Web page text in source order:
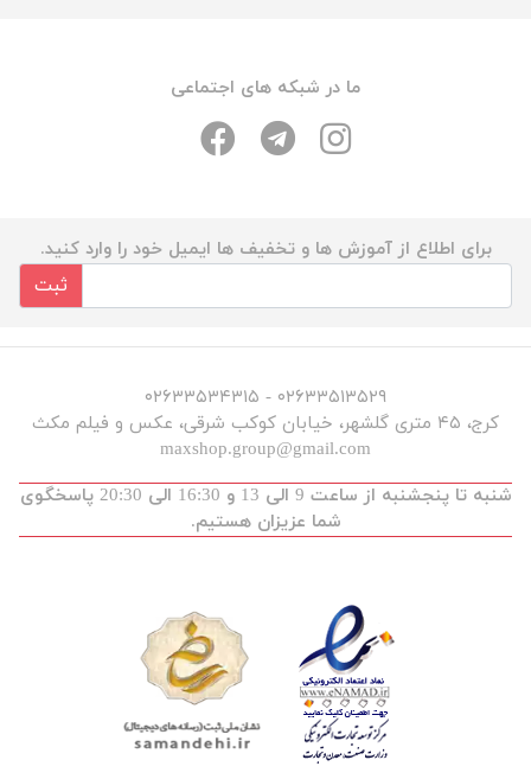
ما در شبکه های اجتماعی
برای اطلاع از آموزش ها و تخفیف ها ایمیل خود را وارد کنید.
ثبت
۰۲۶۳۳۵۱۳۵۲۹ - ۰۲۶۳۳۵۳۴۳۱۵
کرج، ۴۵ متری گلشهر، خیابان کوکب شرقی، عکس و فیلم مکث
maxshop.group@gmail.com
شنبه تا پنجشنبه از ساعت 9 الی 13 و 16:30 الی 20:30 پاسخگوی
شما عزیزان هستیم.